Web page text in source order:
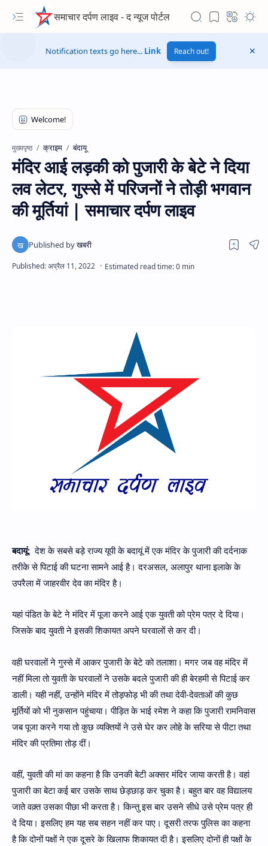
समाचार दर्पण लाइव - द न्यूज पोर्टल
Hidden Menu
Notification texts go here... Link Reach out!
मुख्यपृष्ठ क्राइम बंदायू
मंदिर आई लड़की को पुजारी के बेटे ने दिया
लव लेटर, गुस्से में परिजनों ने तोड़ी भगवान
की मूर्तियां | समाचार दर्पण लाइव
बदायूं: देश के सबसे बड़े राज्य यूपी के बदायूं में एक मंदिर के पुजारी की दर्दनाक
तरीके से पिटाई की घटना सामने आई है। दरअसल, अलापुर थाना इलाके के
उपरैला में जाहरवीर देव का मंदिर है।
यहां पंडित के बेटे ने मंदिर में पूजा करने आई एक युवती को प्रेम पत्र दे दिया।
जिसके बाद युवती ने इसकी शिकायत अपने घरवालों से कर दी।
वही घरवालों ने गुस्से में आकर पुजारी के बेटे को तलाशा। मगर जब वह मंदिर में
नहीं मिला तो युवती के घरवालों ने उसके बदले पुजारी की ही बेरहमी से पिटाई कर
डाली। यही नहीं, उन्होंने मंदिर में तोड़फोड़ भी की तथा देवी-देवताओं की कुछ
मूर्तियों को भी नुकसान पहुंचाया। पीड़ित के भाई रमेश ने कहा कि पुजारी रामनिवास
जब पूजा करने गया तो कुछ व्यक्तियों ने उसे घेर कर लोहे के सरिया से पीटा तथा
मंदिर की प्रतिमा तोड़ दीं।
वहीं, युवती की मां का कहना है कि उनकी बेटी अक्सर मंदिर जाया करती है। वहां
पुजारी का बेटा कई बार उसके साथ छेड़छाड़ कर चुका है। बहुत बार वह विद्यालय
जाते वक़्त उसका पीछा भी करता है। किन्तु इस बार उसने सीधे उसे प्रेम पत्र ही
दे दिया। इसलिए हम यह सब सहन नहीं कर पाए। दूसरी तरफ पुलिस का कहना
है कि दोनों पक्षों ने एक दूसरे के खिलाफ शिकायत दी है। इसलिए दोनों ही पक्षों के